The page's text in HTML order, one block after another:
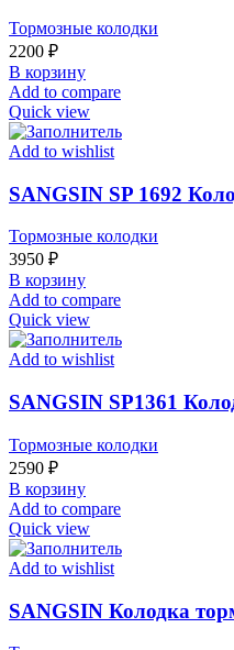
Тормозные колодки
2200 ₽
В корзину
Add to compare
Quick view
Add to wishlist
SANGSIN SP 1692
Тормозные колодки
3950 ₽
В корзину
Add to compare
Quick view
Add to wishlist
SANGSIN SP1361
Тормозные колодки
2590 ₽
В корзину
Add to compare
Quick view
Add to wishlist
SANGSIN Колодка